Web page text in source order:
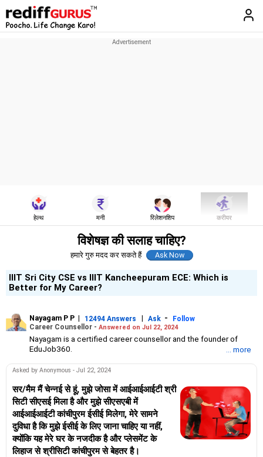
हेल्थ मनी रिलेशनशिप करीयर
विशेषज्ञ की सलाह चाहिए?
हमारे गुरु मदद कर सकते हैं
IIIT Sri City CSE vs IIIT Kancheepuram ECE: Which is
Better for My Career?
Nayagam P P | 12494 Answers | Ask -
Follow
Career Counsellor - Answered on Jul 22, 2024
Nayagam is a certified career counsellor and the founder of
EduJob360.
years of experience in tutoring and mentoring students from
and college/university.
He also counsels students on how to prepare for entrance
exams for getting admission into reputed universities /colleges
for their graduate/postgraduate courses.
He has guided both fresh graduates and experienced
professionals on how to write a resume, how to prepare for job
interviews and how to negotiate their salary when joining a new
... more
Asked by Anonymous - Jul 22, 2024
सर/मैम मैं चेन्नई से हूं, मुझे जोसा में आईआईआईटी श्री
सिटी सीएसई मिला है और मुझे सीएसएबी में
आईआईआईटी कांचीपुरम ईसीई मिलेगा, मेरे सामने
दुविधा है कि मुझे ईसीई के लिए जाना चाहिए या नहीं,
क्योंकि यह मेरे घर के नजदीक है और प्लेसमेंट के
लिहाज से श्रीसिटी कांचीपुरम से बेहतर है।